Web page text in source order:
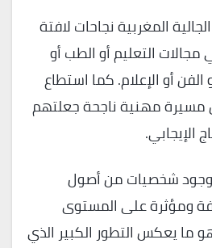
المغربية نجاحات لافتة
التعليم أو الطب أو
الفن أو الإعلام. كما استطاع
مهنية ناجحة جعلتهم
الإيجابي.
بوجود شخصيات من أصول
ومؤثرة على المستوى
ما يعكس التطور الكبير الذي